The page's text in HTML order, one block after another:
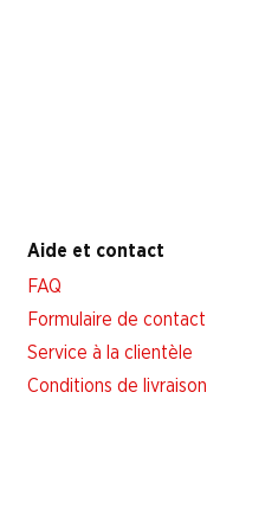
Aide et contact
FAQ
Formulaire de contact
Service à la clientèle
Conditions de livraison